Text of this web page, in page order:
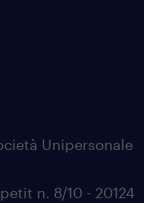
Unipersonale
n. 8/10 - 20124